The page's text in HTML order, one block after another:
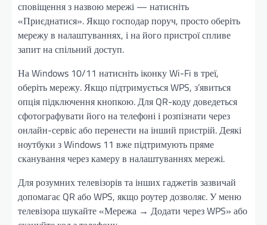
сповіщення з назвою мережі — натисніть
«Приєднатися». Якщо господар поруч, просто оберіть
мережу в налаштуваннях, і на його пристрої спливе
запит на спільний доступ.
На Windows 10/11 натисніть іконку Wi-Fi в треї,
оберіть мережу. Якщо підтримується WPS, з’явиться
опція підключення кнопкою. Для QR-коду доведеться
сфотографувати його на телефоні і розпізнати через
онлайн-сервіс або перенести на інший пристрій. Деякі
ноутбуки з Windows 11 вже підтримують пряме
сканування через камеру в налаштуваннях мережі.
Для розумних телевізорів та інших гаджетів зазвичай
допомагає QR або WPS, якщо роутер дозволяє. У меню
телевізора шукайте «Мережа → Додати через WPS» або